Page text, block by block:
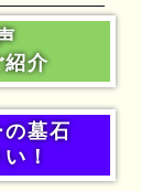
紹介
墓石
！